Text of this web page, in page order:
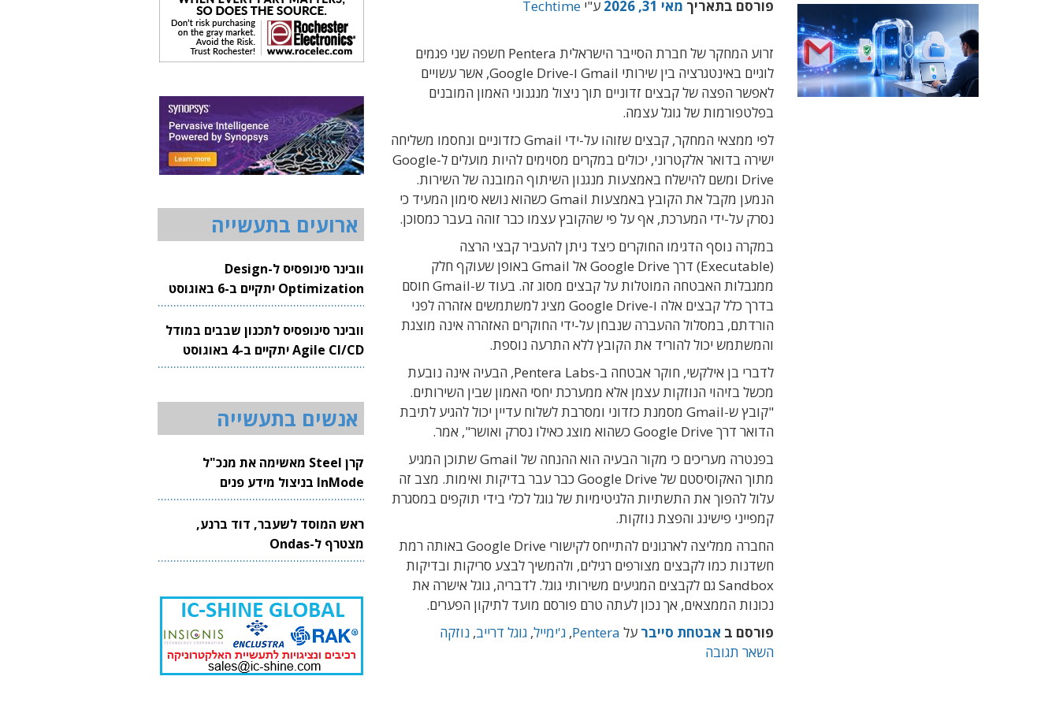
פורסם בתאריך מאי 31, 2026 ע"י Techtime
זרוע המחקר של חברת הסייבר הישראלית Pentera חשפה שני פגמים
לוגיים באינטגרציה בין שירותי Gmail ו-Google Drive, אשר עשויים
לאפשר הפצה של קבצים זדוניים תוך ניצול מנגנוני האמון המובנים
בפלטפורמות של גוגל עצמה.
לפי ממצאי המחקר, קבצים שזוהו על-ידי Gmail כזדוניים ונחסמו משליחה
ישירה בדואר אלקטרוני, יכולים במקרים מסוימים להיות מועלים ל-Google
Drive ומשם להישלח באמצעות מנגנון השיתוף המובנה של השירות.
הנמען מקבל את הקובץ באמצעות Gmail כשהוא נושא סימון המעיד כי
נסרק על-ידי המערכת, אף על פי שהקובץ עצמו כבר זוהה בעבר כמסוכן.
במקרה נוסף הדגימו החוקרים כיצד ניתן להעביר קבצי הרצה
(Executable) דרך Google Drive אל Gmail באופן שעוקף חלק
ממגבלות האבטחה המוטלות על קבצים מסוג זה. בעוד ש-Gmail חוסם
בדרך כלל קבצים אלה ו-Google Drive מציג למשתמשים אזהרה לפני
הורדתם, במסלול ההעברה שנבחן על-ידי החוקרים האזהרה אינה מוצגת
והמשתמש יכול להוריד את הקובץ ללא התרעה נוספת.
לדברי בן אילקשי, חוקר אבטחה ב-Pentera Labs, הבעיה אינה נובעת
מכשל בזיהוי הנוזקות עצמן אלא ממערכת יחסי האמון שבין השירותים.
"קובץ ש-Gmail מסמנת כזדוני ומסרבת לשלוח עדיין יכול להגיע לתיבת
הדואר דרך Google Drive כשהוא מוצג כאילו נסרק ואושר", אמר.
בפנטרה מעריכים כי מקור הבעיה הוא ההנחה של Gmail שתוכן המגיע
מתוך האקוסיסטם של Google Drive כבר עבר בדיקות ואימות. מצב זה
עלול להפוך את התשתיות הלגיטימיות של גוגל לכלי בידי תוקפים במסגרת
קמפייני פישינג והפצת נוזקות.
החברה ממליצה לארגונים להתייחס לקישורי Google Drive באותה רמת
חשדנות כמו לקבצים מצורפים רגילים, ולהמשיך לבצע סריקות ובדיקות
Sandbox גם לקבצים המגיעים משירותי גוגל. לדבריה, גוגל אישרה את
נכונות הממצאים, אך נכון לעתה טרם פורסם מועד לתיקון הפערים.
פורסם ב אבטחת סייבר על Pentera
, ג'ימייל, גוגל דרייב, נוזקה
השאר תגובה
ארועים בתעשייה
וובינר סינופסיס ל-Design
Optimization יתקיים ב-6 באוגוסט
2026
וובינר סינופסיס לתכנון שבבים במודל
Agile CI/CD יתקיים ב-4 באוגוסט
2026
אנשים בתעשייה
קרן Steel מאשימה את מנכ"ל
InMode בניצול מידע פנים
ראש המוסד לשעבר, דוד ברנע,
מצטרף ל-Ondas